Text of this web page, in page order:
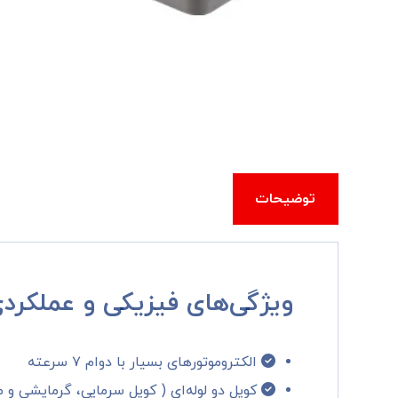
توضیحات
ویژگی‌های فیزیکی و
الکتروموتورهای بسیار با دوام ۷ سرعته
کویل دو لوله‌ای ( کویل سرمایی، گرمایشی